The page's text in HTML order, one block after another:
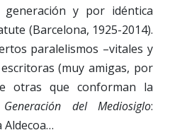
y por idéntica
(Barcelona, 1925-2014).
paralelismos –vitales y
(muy amigas, por
otras que conforman la
Generación del Mediosiglo:
Aldecoa…